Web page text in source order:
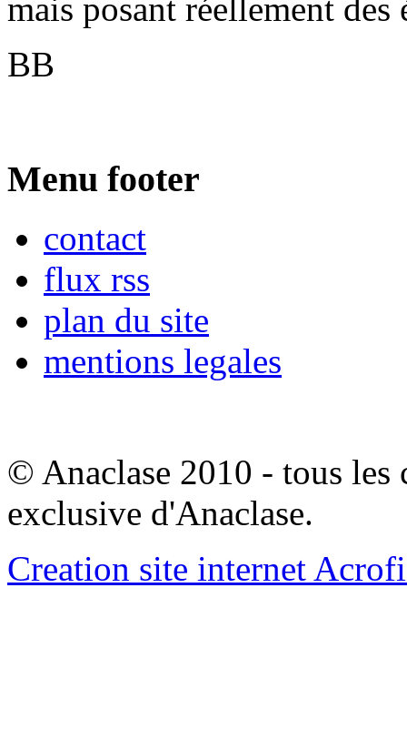
mais posant réellement des
BB
Menu footer
contact
flux rss
plan du site
mentions legales
© Anaclase 2010 - tous les
exclusive d'Anaclase.
Creation site internet